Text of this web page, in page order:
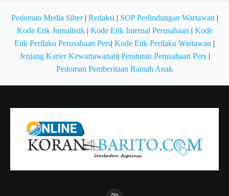
Pedoman Media Siber| Redaksi | SOP Perlindungan Wartawan |
Kode Etik Jurnalistik| Kode Etik Internal Perusahaan | Kode
Etik Perilaku Perusahaan Pers| Kode Etik Perilaku Wartawan |
Jenjang Karier Kewartawanan| Peraturan Perusahaan Pers|
Pedoman Pemberitaan Ramah Anak